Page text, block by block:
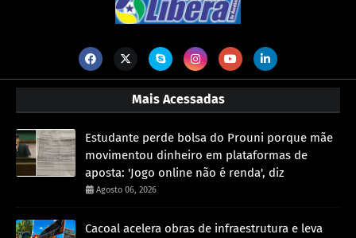
Mais Acessadas
Estudante perde bolsa do Prouni porque mãe
movimentou dinheiro em plataformas de
aposta: 'Jogo online não é renda', diz
Agosto 06, 2026
Cacoal acelera obras de infraestrutura e leva